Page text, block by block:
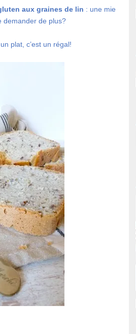
aux graines de lin : une mie
demander de plus?
plat, c’est un régal!